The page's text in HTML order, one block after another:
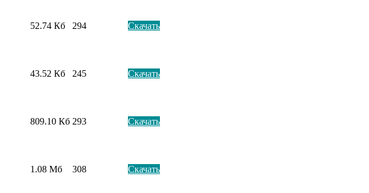
52.74 Кб 294 Скачать
43.52 Кб 245 Скачать
809.10 Кб 293 Скачать
1.08 Мб 308 Скачать